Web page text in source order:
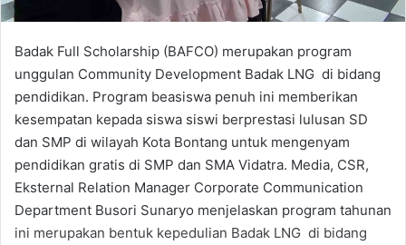
Badak Full Scholarship (BAFCO) merupakan program
unggulan Community Development Badak LNG di bidang
pendidikan. Program beasiswa penuh ini memberikan
kesempatan kepada siswa siswi berprestasi lulusan SD
dan SMP di wilayah Kota Bontang untuk mengenyam
pendidikan gratis di SMP dan SMA Vidatra. Media, CSR,
Eksternal Relation Manager Corporate Communication
Department Busori Sunaryo menjelaskan program tahunan
ini merupakan bentuk kepedulian Badak LNG di bidang